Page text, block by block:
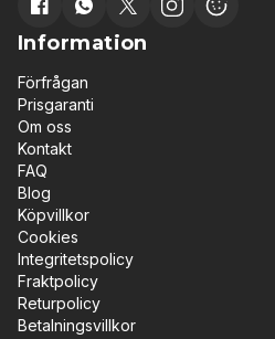
Information
Förfrågan
Prisgaranti
Om oss
Kontakt
FAQ
Blog
Köpvillkor
Cookies
Integritetspolicy
Fraktpolicy
Returpolicy
Betalningsvillkor